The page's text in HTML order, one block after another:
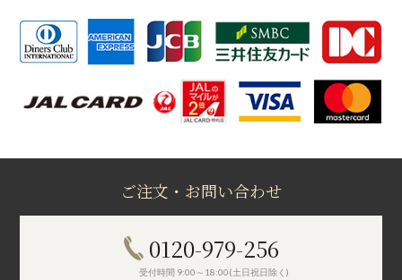
ご注文・お問い合わせ
0120-979-256
受付時間 9:00～18:00(土日祝日除く)